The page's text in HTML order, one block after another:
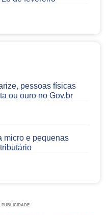
pessoas físicas
ou ouro no Gov.br
micro e pequenas
PUBLICIDADE